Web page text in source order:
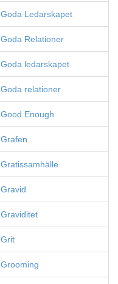
Goda Ledarskapet
Goda Relationer
Goda ledarskapet
Goda relationer
Good Enough
Grafen
Gratissamhälle
Gravid
Graviditet
Grit
Grooming